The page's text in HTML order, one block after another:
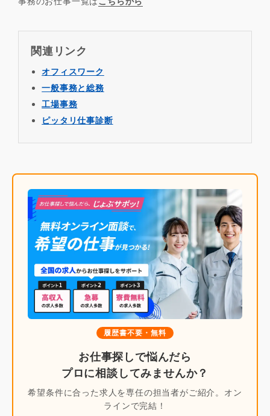
関連リンク
オフィスワーク
一般事務と総務
工場事務
ピッタリ仕事診断
履歴書不要・無料
お仕事探しで悩んだら
プロに相談してみませんか？
希望条件に合った求人を専任の担当者がご紹介。オン
ラインで完結！